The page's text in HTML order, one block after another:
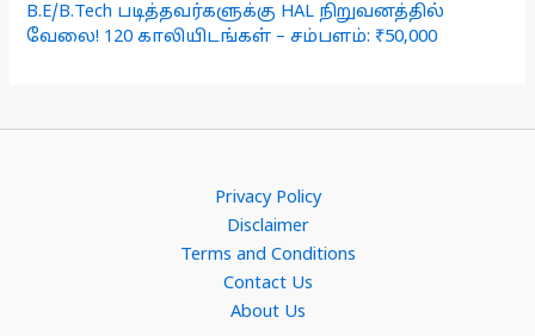
B.E/B.Tech படித்தவர்களுக்கு HAL நிறுவனத்தில்
வேலை! 120 காலியிடங்கள் – சம்பளம்: ₹50,000
Privacy Policy
Disclaimer
Terms and Conditions
Contact Us
About Us